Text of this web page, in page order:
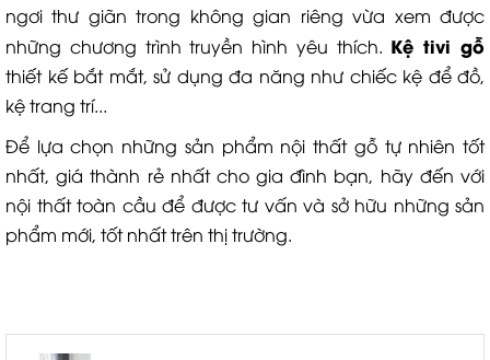
ngơi thư giãn trong không gian riêng vừa xem được
những chương trình truyền hình yêu thích. Kệ tivi gỗ
thiết kế bắt mắt, sử dụng đa năng như chiếc kệ để đồ,
kệ trang trí...
Để lựa chọn những sản phẩm nội thất gỗ tự nhiên tốt
nhất, giá thành rẻ nhất cho gia đình bạn, hãy đến với
nội thất toàn cầu để được tư vấn và sở hữu những sản
phẩm mới, tốt nhất trên thị trường.